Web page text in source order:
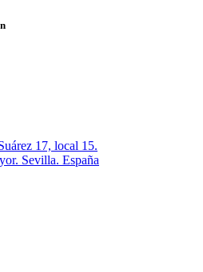
17, local 15.
Sevilla. España